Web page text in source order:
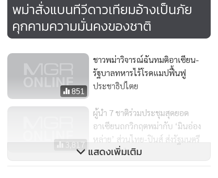
ภาพถ่ายที่ปรากฏบนเมียวดีทีวีเมื่อวันพฤหัสฯ (6) เผยให้เห็นเขา
อยู่บนเปล และขาของเขาเต็มไปด้วยบาดแผลและรอยไหม้
อดีตเพื่อนร่วมงานคนหนึ่งของเขากล่าวกับรอยเตอร์ว่า ระเบิด
ถูกทิ้งไว้ที่ลานจอดรถของโรงยิมโดยตำรวจที่สวมรอยเป็น
เหตุการณ์ดังกล่าวเกิดขึ้นหลายวันหลังจากกองทัพรายงานว่ามี 5
คน ที่รวมทั้งนักการเมืองจากพรรคของซูจี เสียชีวิตจากเหตุ
ระเบิดในเมืองพะโค ที่วัสดุสำหรับประกอบระเบิดถูกเก็บกู้ได้
จากที่เกิดเหตุ
พม่าสั่งแบนทีวีดาวเทียมอ้างเป็นภัย
คุกคามความมั่นคงของชาติ
851
ชาวพม่าวิจารณ์ฉันทมติอาเซียน-
รัฐบาลทหารไร้โรดแมปฟื้นฟู
ประชาธิปไตย
3,817
ผู้นำ 7 ชาติร่วมประชุมสุดยอด
อาเซียนถกวิกฤตพม่ากับ ‘มินอ่อง
หล่าย’ ส่วนไทย-ปินส์ ส่งรัฐมนตรี
ตปท.เข้าร่วม
แสดงเพิ่มเติม